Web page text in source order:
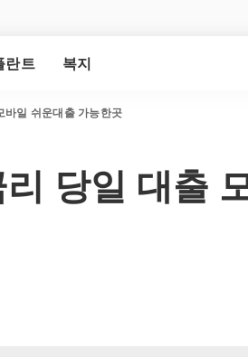
란트 복지
바일 쉬운대출 가능한곳
당일 대출